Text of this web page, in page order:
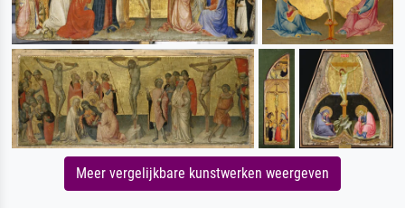
Meer vergelijkbare kunstwerken weergeven